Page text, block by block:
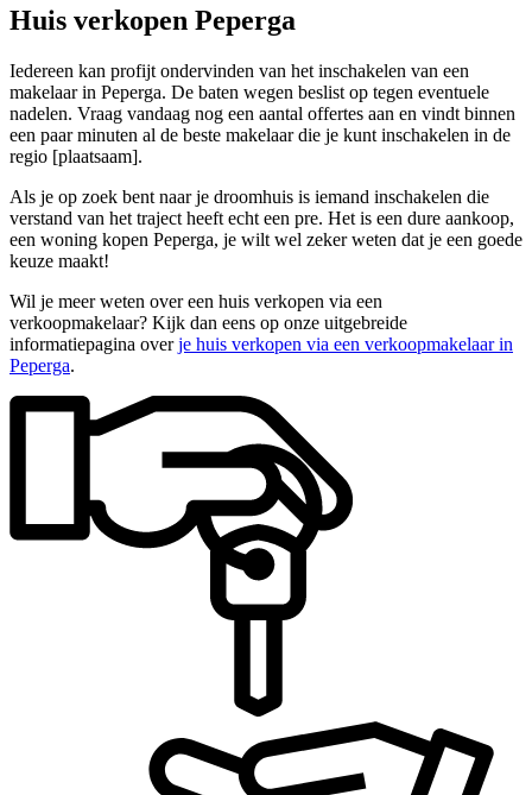
Huis verkopen Peperga
Iedereen kan profijt ondervinden van het inschakelen van een
makelaar in Peperga. De baten wegen beslist op tegen eventuele
nadelen. Vraag vandaag nog een aantal offertes aan en vindt binnen
een paar minuten al de beste makelaar die je kunt inschakelen in de
regio [plaatsaam].
Als je op zoek bent naar je droomhuis is iemand inschakelen die
verstand van het traject heeft echt een pre. Het is een dure aankoop,
een woning kopen Peperga, je wilt wel zeker weten dat je een goede
keuze maakt!
Wil je meer weten over een huis verkopen via een
verkoopmakelaar? Kijk dan eens op onze uitgebreide
informatiepagina overje huis verkopen via een verkoopmakelaar in
Peperga.